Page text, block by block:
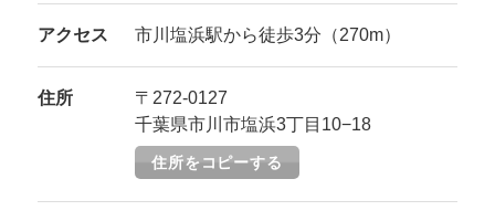
アクセス 市川塩浜駅から徒歩3分（270m）
住所
〒272-0127
千葉県市川市塩浜3丁目10−18
住所をコピーする